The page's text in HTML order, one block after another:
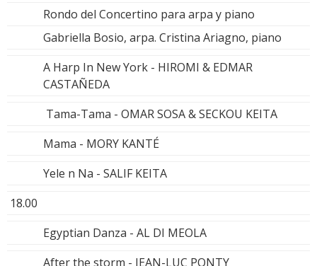
Rondo del Concertino para arpa y piano
Gabriella Bosio, arpa. Cristina Ariagno, piano
A Harp In New York - HIROMI & EDMAR
CASTAÑEDA
Tama-Tama - OMAR SOSA & SECKOU KEITA
Mama - MORY KANTÉ
Yele n Na - SALIF KEITA
18.00
Egyptian Danza - AL DI MEOLA
After the storm - JEAN-LUC PONTY